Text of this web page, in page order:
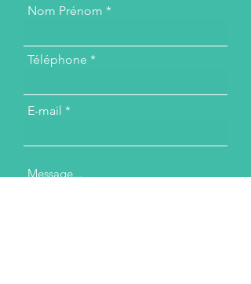
Nom Prénom
Téléphone
E-mail
Message...